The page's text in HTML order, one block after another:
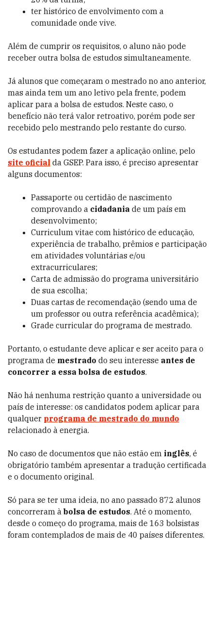
ter histórico de envolvimento com a
comunidade onde vive.
Além de cumprir os requisitos, o aluno não pode
receber outra bolsa de estudos simultaneamente.
Já alunos que começaram o mestrado no ano anterior,
mas ainda tem um ano letivo pela frente, podem
aplicar para a bolsa de estudos. Neste caso, o
benefício não terá valor retroativo, porém pode ser
recebido pelo mestrando pelo restante do curso.
Os estudantes podem fazer a aplicação online, pelo
site oficial da GSEP. Para isso, é preciso apresentar
alguns documentos:
Passaporte ou certidão de nascimento
comprovando a cidadania de um país em
desenvolvimento;
Curriculum vitae com histórico de educação,
experiência de trabalho, prêmios e participação
em atividades voluntárias e/ou
extracurriculares;
Carta de admissão do programa universitário
de sua escolha;
Duas cartas de recomendação (sendo uma de
um professor ou outra referência acadêmica);
Grade curricular do programa de mestrado.
Portanto, o estudante deve aplicar e ser aceito para o
programa de mestrado do seu interesse antes de
concorrer a essa bolsa de estudos.
Não há nenhuma restrição quanto a universidade ou
país de interesse: os candidatos podem aplicar para
qualquer programa de mestrado do mundo
relacionado à energia.
No caso de documentos que não estão em inglês, é
obrigatório também apresentar a tradução certificada
e o documento original.
Só para se ter uma ideia, no ano passado 872 alunos
concorreram à bolsa de estudos. Até o momento,
desde o começo do programa, mais de 163 bolsistas
foram contemplados de mais de 40 países diferentes.